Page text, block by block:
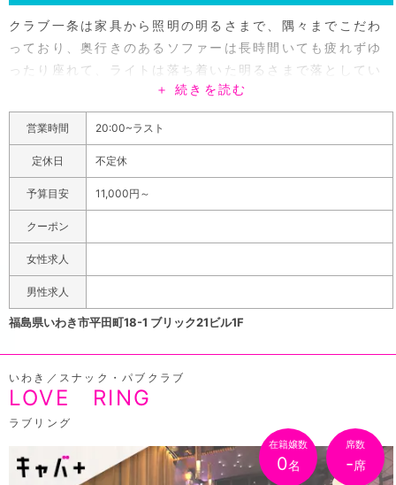
クラブ一条は家具から照明の明るさまで、隅々までこだわ
っており、奥行きのあるソファーは長時間いても疲れずゆ
ったり座れて、ライトは落ち着いた明るさまで落としてい
るので他のお客様のことを気にせず過ごすことが出来ま
す。品があるのにゴージャスに感じる空間は老舗の風格が
あり、遊び慣れた男性でもきっと満足できるでしょう！華
麗な振る舞い、絶妙な気遣いと優雅なおもてなしを届けら
れるように、女性達を日々教育しています。全て高品質で
落ち着いた大人の時間が過ごせるので、いわきの企業の
方々が大事な接待などビジネスシーンでも利用するケース
が多くなっています。店舗はレンガ通り沿い、バス停平一
丁目の目の前にある「ブリック21ビル」の1階にあり、駅か
らも徒歩5分と近く足を運びやすいアクセス良好な立地で
す。初回の方は60分5000円で飲み放題なので、高級クラ
ので、一度ハイレベルなおもてなしを体感してみてはいか
がでしょうか。
＋ 続きを読む
営業時間 20:00~ラスト
定休日 不定休
予算目安 11,000円～
クーポン
女性求人
男性求人
福島県いわき市平田町18-1 ブリック21ビル1F
いわき／スナック・パブクラブ
LOVE RING
ラブリング
在籍嬢数
0名
席数
-席